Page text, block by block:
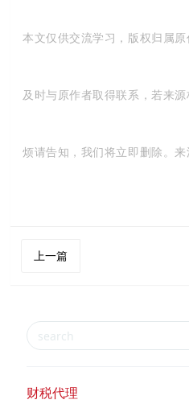
本文仅供交流学习，版权归属
及时与原作者取得联系，若来
烦请告知，我们将立即删除。
上一篇
财税代理